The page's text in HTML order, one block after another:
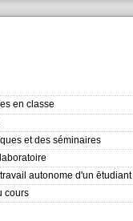
en classe
et des séminaires
autonome d'un ētudiant
cours